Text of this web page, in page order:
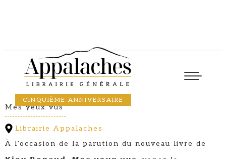
CINQUIÈME ANNIVERSAIRE
Lancement
March 2026 17:30
KIEV RENAUD
Mes yeux vus
Librairie Appalaches
À l'occasion de la parution du nouveau livre de